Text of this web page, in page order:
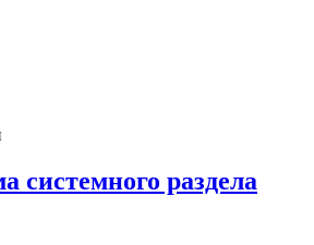
системного раздела